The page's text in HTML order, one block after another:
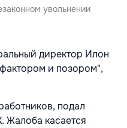
увольнении
директор Илон
и позором",
подал
Жалоба касается